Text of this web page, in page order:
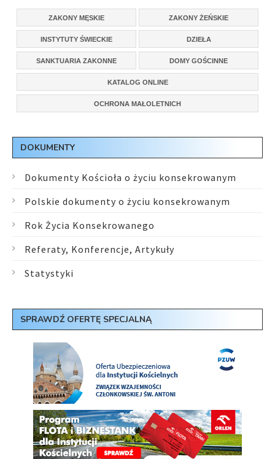
ZAKONY MĘSKIE ZAKONY ŻEŃSKIE
INSTYTUTY ŚWIECKIE DZIEŁA
SANKTUARIA ZAKONNE DOMY GOŚCINNE
KATALOG ONLINE
OCHRONA MAŁOLETNICH
DOKUMENTY
Dokumenty Kościoła o życiu konsekrowanym
Polskie dokumenty o życiu konsekrowanym
Rok Życia Konsekrowanego
Referaty, Konferencje, Artykuły
Statystyki
SPRAWDŹ OFERTĘ SPECJALNĄ